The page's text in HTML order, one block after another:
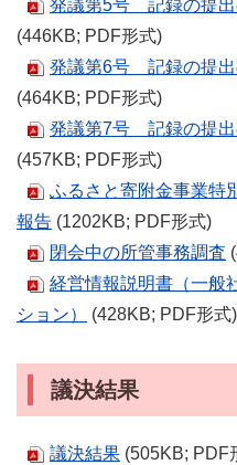
発議第5号 記録の提出
(446KB; PDF形式)
発議第6号 記録の提出
(464KB; PDF形式)
発議第7号 記録の提出
(457KB; PDF形式)
ふるさと寄附金事業特
報告 (1202KB; PDF形式)
閉会中の所管事務調査
経営情報説明書（一般
ション）
(428KB; PDF形式)
議決結果
議決結果 (505KB; PDF